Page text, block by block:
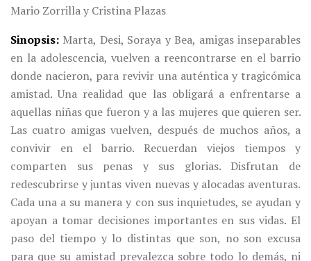
Mario Zorrilla y Cristina Plazas
Sinopsis Marta, Desi, Soraya y Bea, amigas inseparables
en la adolescencia, vuelven a reencontrarse en el barrio
donde nacieron, para revivir una auténtica y tragicómica
amistad. Una realidad que las obligará a enfrentarse a
aquellas niñas que fueron y a las mujeres que quieren ser.
Las cuatro amigas vuelven, después de muchos años, a
convivir en el barrio. Recuerdan viejos tiempos y
comparten sus penas y sus glorias. Disfrutan de
redescubrirse y juntas viven nuevas y alocadas aventuras.
Cada una a su manera y con sus inquietudes, se ayudan y
apoyan a tomar decisiones importantes en sus vidas. El
paso del tiempo y lo distintas que son, no son excusa
para que su amistad prevalezca sobre todo lo demás, ni